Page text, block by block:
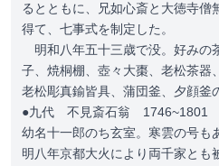
るとともに、兄如心斎と大徳寺僧
得て、七事式を制定した。
明和八年五十三歳で没。好みの
子、焼桐棚、壺々大棗、老松茶器
老松彫真鍮皆具、蒲団釜、夕顔釜
●九代 不見斎石翁 1746~1801
幼名十一郎のち玄室。寒雲の号も
明八年京都大火により両千家とも